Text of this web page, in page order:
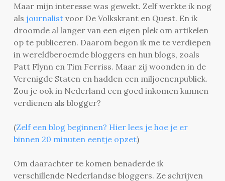
Maar mijn interesse was gewekt. Zelf werkte ik nog
als journalistvoor De Volkskrant en Quest. En ik
droomde al langer van een eigen plek om artikelen
op te publiceren. Daarom begon ik me te verdiepen
in wereldberoemde bloggers en hun blogs, zoals
Patt Flynn en Tim Ferriss. Maar zij woonden in de
Verenigde Staten en hadden een miljoenenpubliek.
Zou je ook in Nederland een goed inkomen kunnen
verdienen als blogger?
(Zelf een blog beginnen? Hier lees je hoe je er
binnen 20 minuten eentje opzet)
Om daarachter te komen benaderde ik
verschillende Nederlandse bloggers. Ze schrijven